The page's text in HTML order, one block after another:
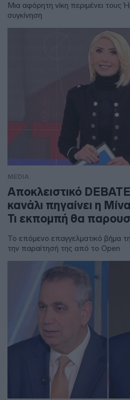
Μια αφόρητη νίκη περιμένει τους
συγκίνηση
MEDIA
Αποκλειστικό
κανάλι πηγαίνει η
Τι εκπομπή θα
Το επόμενο επαγγελματικό βήμα
την παραίτησή της από το Open